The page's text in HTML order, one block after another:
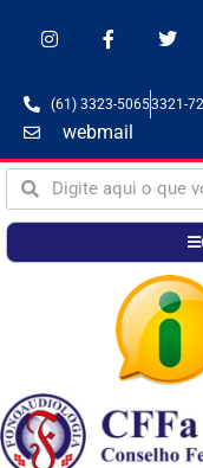
(61) 3323-50653321-
webmail